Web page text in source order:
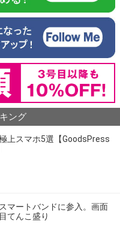
ング
上スマホ5選【GoodsPress
マートバンドに参入。画面
てんこ盛り